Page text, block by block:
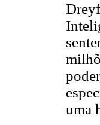
uma